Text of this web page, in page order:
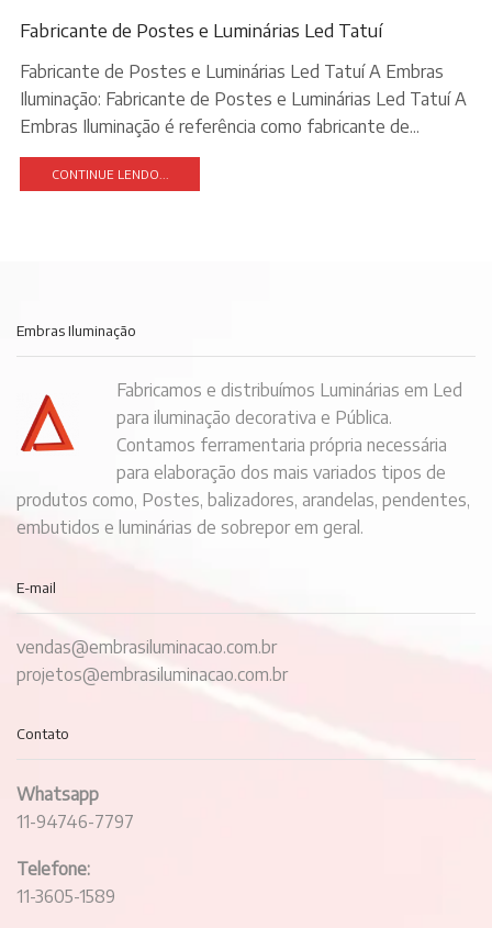
Fabricante de Postes e Luminárias Led Tatuí
Fabricante de Postes e Luminárias Led Tatuí A Embras
Iluminação: Fabricante de Postes e Luminárias Led Tatuí A
Embras Iluminação é referência como fabricante de...
CONTINUE LENDO...
Embras Iluminação
Fabricamos e distribuímos Luminárias em Led
para iluminação decorativa e Pública.
Contamos ferramentaria própria necessária
para elaboração dos mais variados tipos de
produtos como, Postes, balizadores, arandelas, pendentes,
embutidos e luminárias de sobrepor em geral.
E-mail
vendas@embrasiluminacao.com.br
projetos@embrasiluminacao.com.br
Contato
Whatsapp
11-94746-7797
Telefone:
11-3605-1589